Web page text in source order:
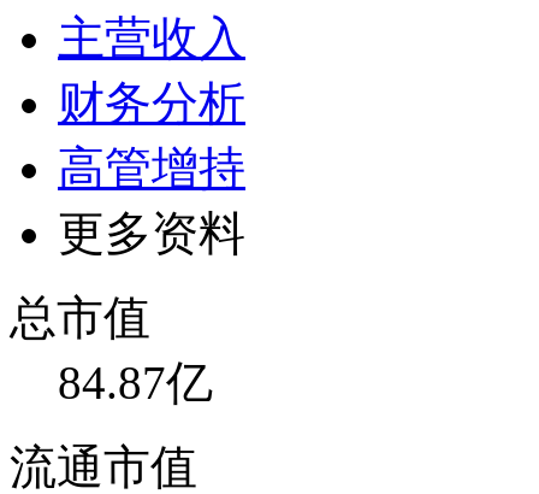
主营收入
财务分析
高管增持
更多资料
总市值
84.87亿
流通市值